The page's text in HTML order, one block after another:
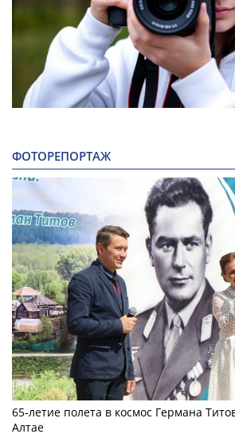
ФОТОРЕПОРТАЖ
65-летие полета в космос Германа
Алтае